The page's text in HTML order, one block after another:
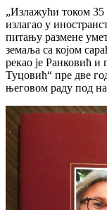
„Излажући током 35
излагао у
питању размене
земаља са којом
рекао је Ранковић и
Туцовић“ пре две
његовом раду под